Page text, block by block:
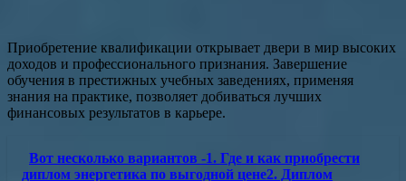
Приобретение квалификации открывает двери в мир высоких
доходов и профессионального признания. Завершение
обучения в престижных учебных заведениях, применяя
знания на практике, позволяет добиваться лучших
финансовых результатов в карьере.
Вот несколько вариантов -1. Где и как приобрести
диплом энергетика по выгодной цене2. Диплом